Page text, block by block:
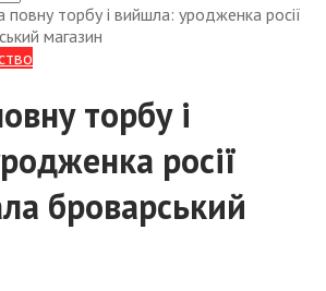
повну торбу і вийшла: уродженка росії
магазин
торбу і
росії
броварський